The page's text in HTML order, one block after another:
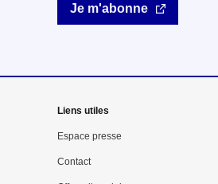
Je m'abonne
Mega
menu
Pied
Liens utiles
Espace presse
Contact